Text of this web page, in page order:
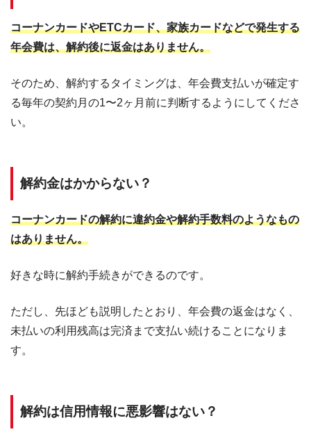
コーナンカードやETCカード、家族カードなどで発生する
年会費は、解約後に返金はありません。
そのため、解約するタイミングは、年会費支払いが確定す
る毎年の契約月の1〜2ヶ月前に判断するようにしてくださ
い。
解約金はかからない？
コーナンカードの解約に違約金や解約手数料のようなもの
はありません。
好きな時に解約手続きができるのです。
ただし、先ほども説明したとおり、年会費の返金はなく、
未払いの利用残高は完済まで支払い続けることになりま
す。
解約は信用情報に悪影響はない？